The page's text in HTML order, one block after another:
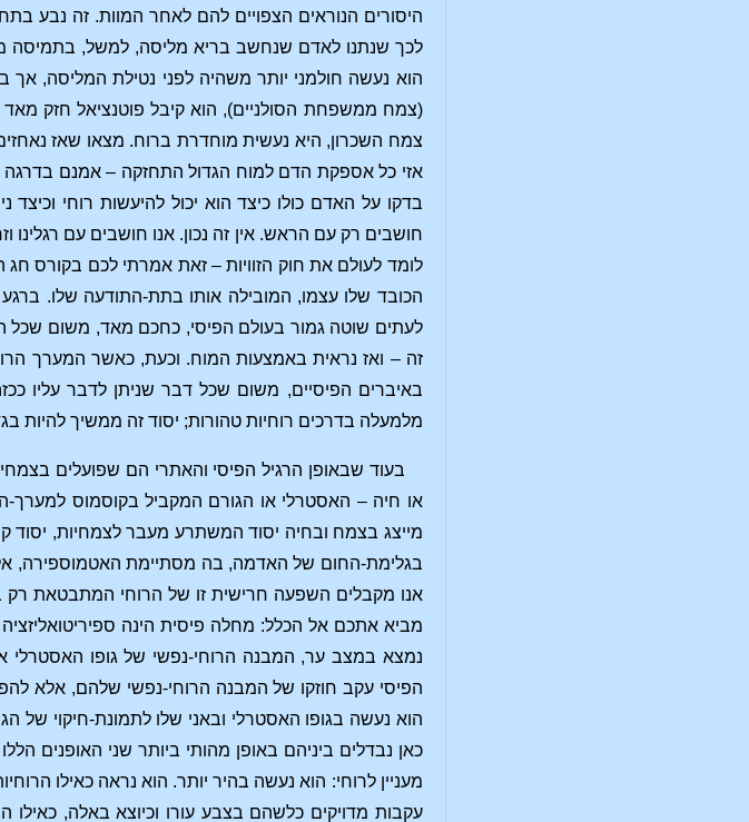
היסורים הנוראים הצפויים להם לאחר המוות. זה נבע
לכך שנתנו לאדם שנחשב בריא מליסה, למשל, בתמיסה
הוא נעשה חולמני יותר משהיה לפני נטילת המליסה, אך
(צמח ממשפחת הסולניים), הוא קיבל פוטנציאל חזק
צמח השכרון, היא נעשית מוחדרת ברוח. מצאו שאז
אזי כל אספקת הדם למוח הגדול התחזקה – אמנם
בדקו על האדם כולו כיצד הוא יכול להיעשות רוחי
חושבים רק עם הראש. אין זה נכון. אנו חושבים עם
לומד לעולם את חוק הזוויות – זאת אמרתי לכם בקורס חג
הכובד שלו עצמו, המובילה אותו בתת-התודעה שלו.
לעתים שוטה גמור בעולם הפיסי, כחכם מאד, משום
זה – ואז נראית באמצעות המוח. וכעת, כאשר המערך
באיברים הפיסיים, משום שכל דבר שניתן לדבר עליו
מלמעלה בדרכים רוחיות טהורות; יסוד זה ממשיך להיות
בעוד שבאופן הרגיל הפיסי והאתרי הם שפועלים
או חיה – האסטרלי או הגורם המקביל בקוסמוס
מייצג בצמח ובחיה יסוד המשתרע מעבר לצמחיות,
בגלימת-החום של האדמה, בה מסתיימת האטמוספירה,
אנו מקבלים השפעה חרישית זו של הרוחי המתבטאת רק
מביא אתכם אל הכלל: מחלה פיסית הינה
נמצא במצב ער, המבנה הרוחי-נפשי של גופו האסטרלי
הפיסי עקב חוזקו של המבנה הרוחי-נפשי שלהם, אלא
הוא נעשה בגופו האסטרלי ובאני שלו לתמונת-חיקוי של
כאן נבדלים ביניהם באופן מהותי ביותר שני האופנים
מעניין לרוחי: הוא נעשה בהיר יותר. הוא נראה כאילו
עקבות מדויקים כלשהם בצבע עורו וכיוצא באלה,